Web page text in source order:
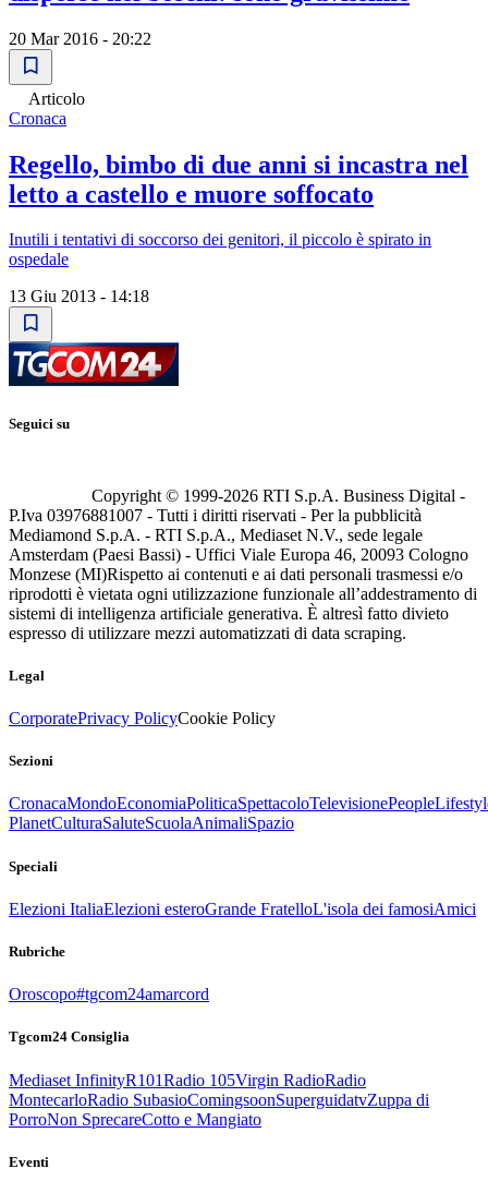
20 Mar 2016 - 20:22
Articolo
Cronaca
Regello, bimbo di due anni si incastra nel
letto a castello e muore soffocato
Inutili i tentativi di soccorso dei genitori, il piccolo è spirato in
ospedale
13 Giu 2013 - 14:18
Seguici su
Copyright © 1999-2026 RTI S.p.A. Business Digital -
P.Iva 03976881007 - Tutti i diritti riservati - Per la pubblicità
Mediamond S.p.A. - RTI S.p.A., Mediaset N.V., sede legale
Amsterdam (Paesi Bassi) - Uffici Viale Europa 46, 20093 Cologno
Monzese (MI)Rispetto ai contenuti e ai dati personali trasmessi e/o
riprodotti è vietata ogni utilizzazione funzionale all’addestramento di
sistemi di intelligenza artificiale generativa. È altresì fatto divieto
espresso di utilizzare mezzi automatizzati di data scraping.
Legal
CorporatePrivacy PolicyCookie Policy
Sezioni
CronacaMondoEconomiaPoliticaSpettacoloTelevisionePeople
PlanetCulturaSaluteScuolaAnimaliSpazio
Speciali
Elezioni ItaliaElezioni esteroGrande FratelloL'isola dei famosiAmici
Rubriche
Oroscopo#tgcom24amarcord
Tgcom24 Consiglia
Mediaset InfinityR101Radio 105Virgin RadioRadio
MontecarloRadio SubasioComingsoonSuperguidatvZuppa di
PorroNon SprecareCotto e Mangiato
Eventi